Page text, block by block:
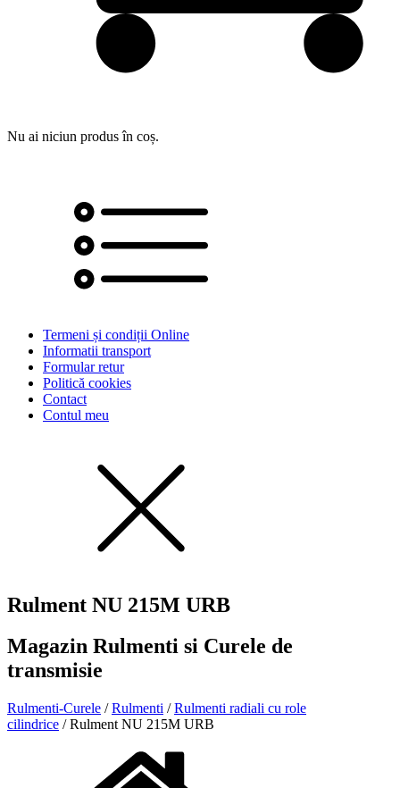
Nu ai niciun produs în coș.
Termeni și condiții Online
Informatii transport
Formular retur
Politică cookies
Contact
Contul meu
Rulment NU 215M URB
Magazin Rulmenti si Curele de
transmisie
Rulmenti-Curele /Rulmenti /Rulmenti radiali cu role
cilindrice / Rulment NU 215M URB